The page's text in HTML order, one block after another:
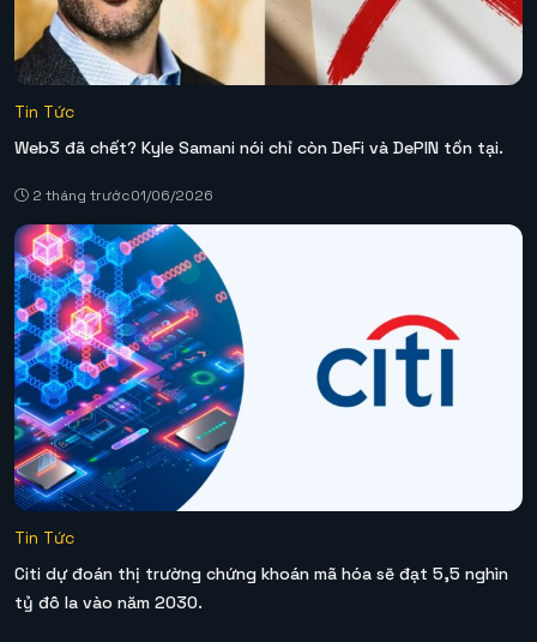
Tin Tức
Web3 đã chết? Kyle Samani nói chỉ còn DeFi và DePIN tồn tại.
2 tháng trước01/06/2026
Tin Tức
Citi dự đoán thị trường chứng khoán mã hóa sẽ đạt 5,5 nghìn
tỷ đô la vào năm 2030.